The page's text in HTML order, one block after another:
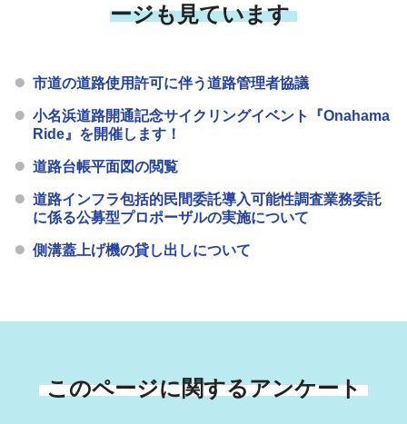
ージも見ています
市道の道路使用許可に伴う道路管理者協議
小名浜道路開通記念サイクリングイベント『Onahama
Ride』を開催します！
道路台帳平面図の閲覧
道路インフラ包括的民間委託導入可能性調査業務委託
に係る公募型プロポーザルの実施について
側溝蓋上げ機の貸し出しについて
このページに関するアンケート